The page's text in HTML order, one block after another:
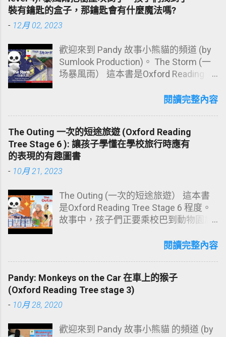
裝有鑰匙的盒子，那鑰匙會有什麼魔法嗎?
- 12月 02, 2023
歡迎來到 Pandy 故事小熊貓的頻道 (by
Sumlook Production)。 The Storm (一
场暴風雨） 這本書是Oxford Reading
後院玩，他們在樹上發現了一間破爛的
場暴風雨把樹吹倒了! 樹屋也塌了!
Floppy 不停地吠叫，原來牠發現了一個
裝有鑰匙的盒子，那鑰匙是用來開啟什
麼呢? 它會有什麼魔法嗎? 一起到書中看
https://youtu.be/0JJ2mT2U8Eo 小朋友
在這故事可以學習到的詞彙： Storm 暴
風雨 tree house 樹屋 mess 混亂
windy 有風的 time 時間 barked 吠叫
https://dictationmate.sumlook.com/vo
cabulary/hpzvJhKRnh9iucIoSW5A ) 有
興趣可 訂閱我們的頻道 YouTube:
ok Instagram IG:
閱讀完整內容
The Outing 一次的短途旅遊 (Oxford Reading
Tree Stage 6 ): 讓孩子學懂在學校旅行時應有
的表現的有趣圖書
- 10月 21, 2023
The Outing (一次的短途旅遊） 這本書
是Oxford Reading Tree Stage 6 程度。
故事中，孩子們正要乘校巴到動物園旅
說話，Mrs May 不斷提醒他們不要大
開始下雨，孩子們都等到很厭倦。後來
Nadim 提議到博物館去，孩子們都很開
心。 孩子們在博物館見到不同的恐龍，
Nadim 買了一盒恐龍模型。Chip 邀請
閱讀完整內容
Pandy: Monkeys on the Car 在車上的猴子
(Oxford Reading Tree stage 3)
- 10月 28, 2020
歡迎來到 Pandy 故事小熊貓 的頻道 (by